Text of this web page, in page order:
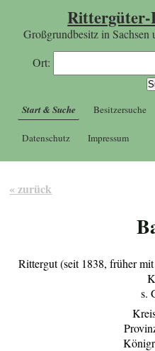
Rittergüter-
Großgrundbesitz in Sachsen
Ort:
Start & Suche Besitzersuche
Datenschutz Impressum
« zurück
Rittergut (seit 1838, früher
s.